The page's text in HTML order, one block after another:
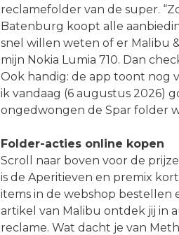
reclamefolder van de super.
Batenburg koopt alle
snel willen weten of er Malibu
mijn Nokia Lumia 710. Dan
Ook handig: de app toont nog
ik vandaag (6 augustus 2026)
ongedwongen de Spar folder
Folder-acties online kopen
Scroll naar boven voor de
is de Aperitieven en premix
items in de webshop bestellen
artikel van Malibu ontdek jij in
reclame. Wat dacht je van